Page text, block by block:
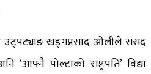
खड्गप्रसाद ओलीले संसद
‘आफ्नै पोल्टाको राष्ट्रपति’ विद्या